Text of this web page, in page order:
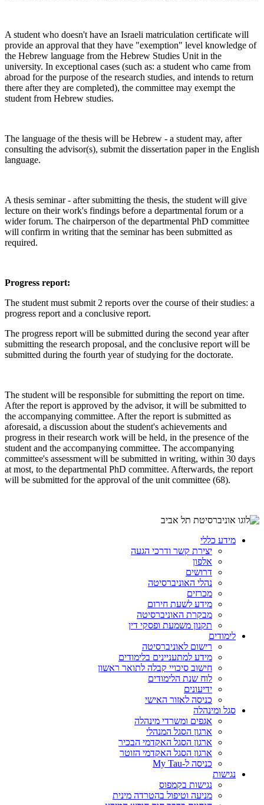
A student who doesn't have an Israeli matriculation certificate will
provide an approval that they have "exemption" level knowledge of
the Hebrew language from the Hebrew Studies Unit in the
university. In exceptional cases (such as: a student who came from
abroad for the purpose of the research studies, and intends to return
there after they are completed), the committee may exempt the
student from Hebrew studies.
The language of the thesis will be Hebrew - a student may, after
consulting the advisor(s), submit the dissertation paper in the English
language.
A thesis seminar - after submitting the thesis, the student will give
lecture on their work's findings before a departmental forum or a
wider forum. The chairperson of the departmental PhD committee
will confirm in writing that the seminar has been submitted as
required.
Progress report:
The student must submit 2 reports over the course of their studies: a
progress report and a conclusive report.
The progress report will be submitted during the second year after
submitting the research proposal, and the conclusive report will be
submitted during the fourth year of studying for the doctorate.
The student will be responsible for submitting the report on time.
After the report is approved by the advisor, it will be submitted to
the accompanying committee. After the report is submitted as
aforesaid, a discussion about the student's achievements and
progress in their research work will be held, in the presence of the
student and the accompanying committee. The accompanying
committee's assessment will be submitted in writing, within 30 days
at most, to the departmental PhD committee. Afterwards, the report
will be submitted for the approval of the unit committee (68).
מידע כללי
יצירת קשר ודרכי הגעה
אלפון
דרושים
נהלי האוניברסיטה
מכרזים
מידע לשעת חירום
מבקרת האוניברסיטה
תקנון משמעת ופסקי דין
לימודים
רישום לאוניברסיטה
מידע למתעניינים בלימודים
חישוב סיכויי קבלה לתואר ראשון
לוח שנת הלימודים
ידיעונים
כניסה לאזור האישי
סגל ומינהלה
אגפים ומשרדי מינהלה
ארגון הסגל המנהלי
ארגון הסגל האקדמי הבכיר
ארגון הסגל האקדמי הזוטר
כניסה ל-My Tau
נגישות
נגישות בקמפוס
מניעה וטיפול בהטרדה מינית